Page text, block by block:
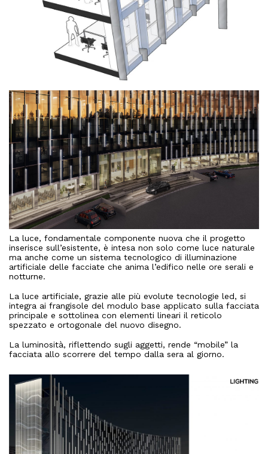
La luce, fondamentale componente nuova che il progetto
inserisce sull’esistente, è intesa non solo come luce naturale
ma anche come un sistema tecnologico di illuminazione
artificiale delle facciate che anima l’edifico nelle ore serali e
notturne.
La luce artificiale, grazie alle più evolute tecnologie led, si
integra ai frangisole del modulo base applicato sulla facciata
principale e sottolinea con elementi lineari il reticolo
spezzato e ortogonale del nuovo disegno.
La luminosità, riflettendo sugli aggetti, rende “mobile” la
facciata allo scorrere del tempo dalla sera al giorno.